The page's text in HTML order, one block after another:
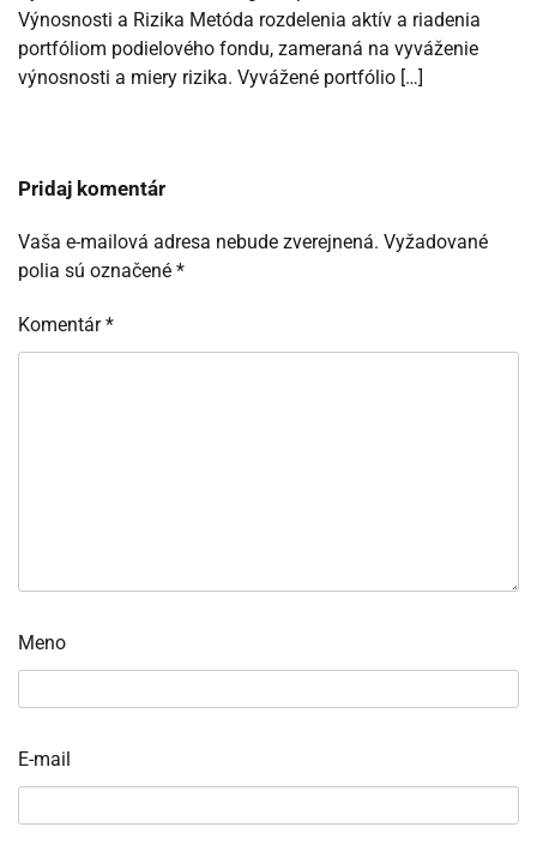
Výnosnosti a Rizika Metóda rozdelenia aktív a riadenia
portfóliom podielového fondu, zameraná na vyváženie
výnosnosti a miery rizika. Vyvážené portfólio […]
Pridaj komentár
Vaša e-mailová adresa nebude zverejnená. Vyžadované
polia sú označené *
Komentár*
Meno
E-mail